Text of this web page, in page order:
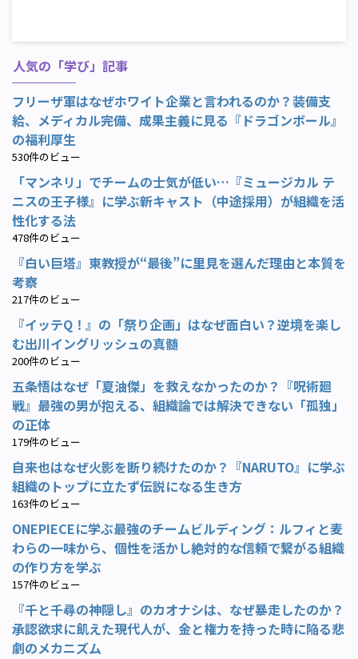
人気の「学び」記事
フリーザ軍はなぜホワイト企業と言われるのか？装備支
給、メディカル完備、成果主義に見る『ドラゴンボール』
の福利厚生
530件のビュー
「マンネリ」でチームの士気が低い…『ミュージカル テ
ニスの王子様』に学ぶ新キャスト（中途採用）が組織を活
性化する法
478件のビュー
『白い巨塔』東教授が“最後”に里見を選んだ理由と本質を
考察
217件のビュー
『イッテQ！』の「祭り企画」はなぜ面白い？逆境を楽し
む出川イングリッシュの真髄
200件のビュー
五条悟はなぜ「夏油傑」を救えなかったのか？『呪術廻
戦』最強の男が抱える、組織論では解決できない「孤独」
の正体
179件のビュー
自来也はなぜ火影を断り続けたのか？『NARUTO』に学ぶ
組織のトップに立たず伝説になる生き方
163件のビュー
ONEPIECEに学ぶ最強のチームビルディング：ルフィと麦
わらの一味から、個性を活かし絶対的な信頼で繋がる組織
の作り方を学ぶ
157件のビュー
『千と千尋の神隠し』のカオナシは、なぜ暴走したのか？
承認欲求に飢えた現代人が、金と権力を持った時に陥る悲
劇のメカニズム